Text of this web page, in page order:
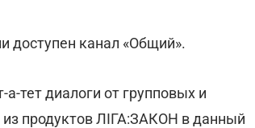
доступен канал «Общий».
тет диалоги от групповых и
продуктов ЛІГА:ЗАКОН в данный